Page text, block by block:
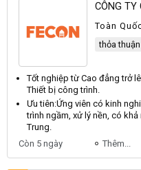
CÔNG TY
Toàn
thỏa thuận
Tốt nghiệp từ Cao đẳng trở
Thiết bị công trình.
Ưu tiên:Ứng viên có kinh
trình ngầm, xử lý nền, có
Trung.
Còn 5 ngày
Thêm...